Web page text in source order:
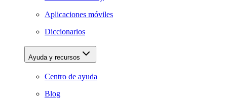
Aplicaciones móviles
Diccionarios
Ayuda y recursos
Centro de ayuda
Blog